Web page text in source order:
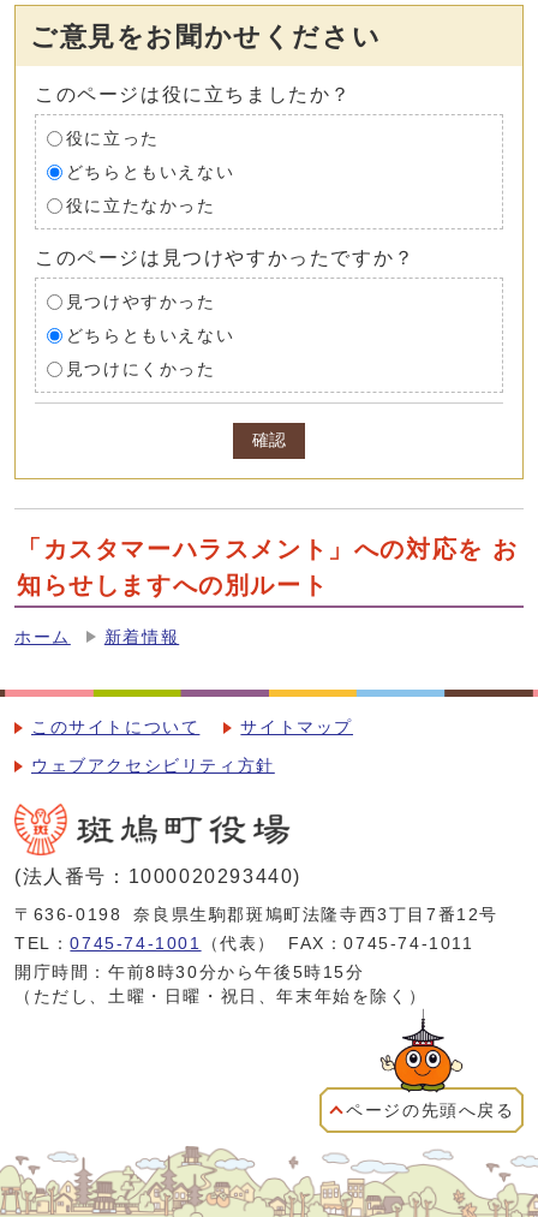
ご意見をお聞かせください
このページは役に立ちましたか？
役に立った
どちらともいえない
役に立たなかった
このページは見つけやすかったですか？
見つけやすかった
どちらともいえない
見つけにくかった
確認
「カスタマーハラスメント」への対応を お
知らせしますへの別ルート
ホーム 新着情報
このサイトについて サイトマップ
ウェブアクセシビリティ方針
(法人番号：1000020293440)
〒636-0198
奈良県生駒郡斑鳩町法隆寺西3丁目7番12号
TEL：0745-74-1001 （代表）
FAX：0745-74-1011
開庁時間：午前8時30分から午後5時15分
（ただし、土曜・日曜・祝日、年末年始を除く）
ページの先頭へ戻る